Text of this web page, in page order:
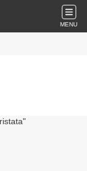
MENU